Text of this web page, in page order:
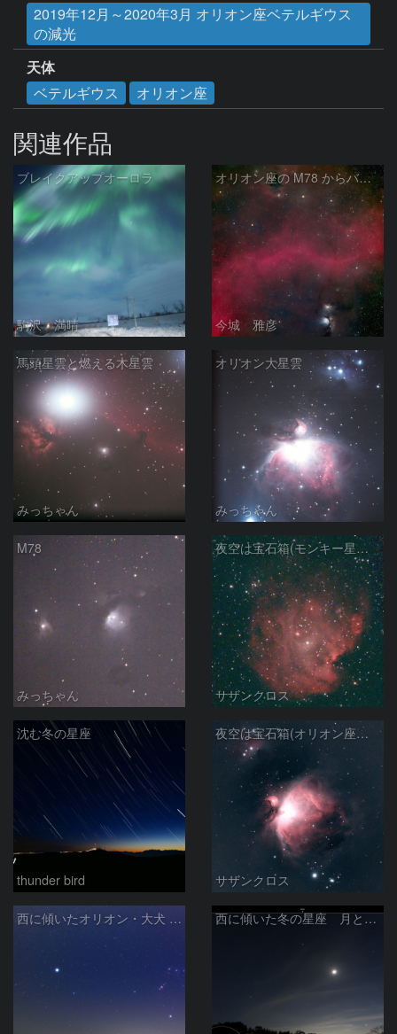
2019年12月～2020年3月 オリオン座ベテルギウス
の減光
天体
ベテルギウス
オリオン座
関連作品
ブレイクアップオーロラ
駒沢 満晴
オリオン座の M78 からバーナードループをまたいで LDN1622あたり
今城 雅彦
馬頭星雲と燃える木星雲
みっちゃん
オリオン大星雲
みっちゃん
M78
みっちゃん
夜空は宝石箱(モンキー星雲 NGC2174) Seestar50
サザンクロス
沈む冬の星座
thunder bird
夜空は宝石箱(オリオン座大星雲 M42) Seestar50
サザンクロス
西に傾いたオリオン・大犬 (2026/04/21) 西に傾いた冬の星座 月と金星＆木星